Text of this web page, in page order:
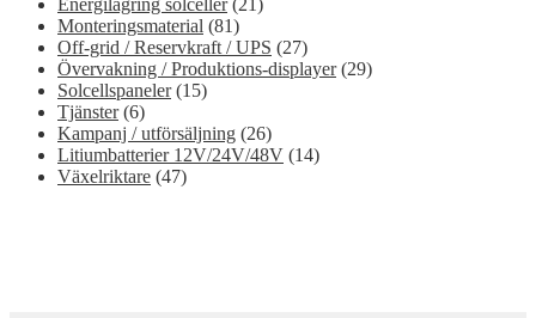
Energilagring solceller (21)
Monteringsmaterial (81)
Off-grid / Reservkraft / UPS (27)
Övervakning / Produktions-displayer (29)
Solcellspaneler (15)
Tjänster (6)
Kampanj / utförsäljning (26)
Litiumbatterier 12V/24V/48V (14)
Växelriktare (47)